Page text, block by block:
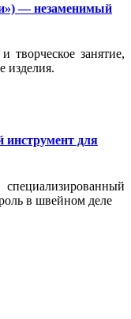
— незаменимый
занятие,
изделия.
для
в швейном деле